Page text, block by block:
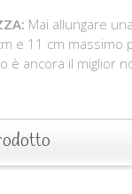
Mai allungare
e 11 cm massimo
è ancora il miglior